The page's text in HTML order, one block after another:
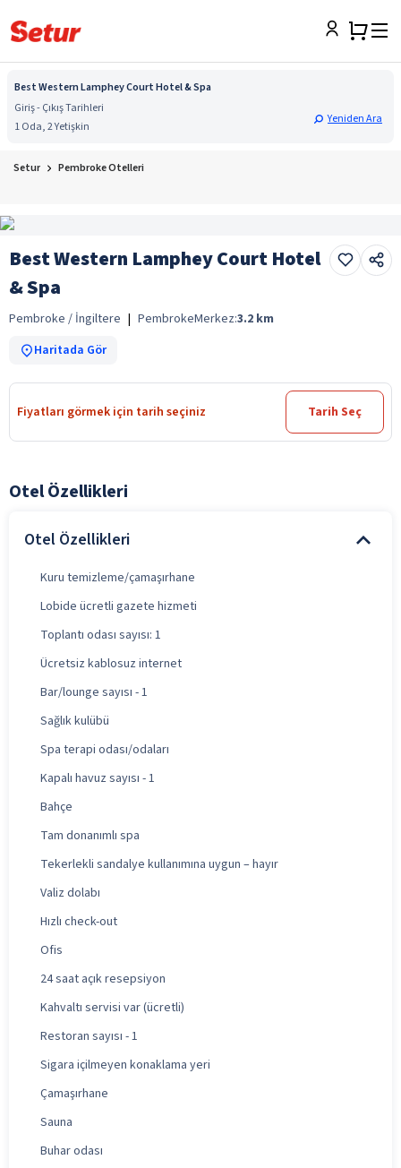
Best Western Lamphey Court Hotel & Spa
Giriş - Çıkış Tarihleri
1 Oda, 2 Yetişkin
Yeniden Ara
Setur Pembroke Otelleri
Best Western Lamphey Court Hotel
& Spa
Pembroke / İngiltere | PembrokeMerkez:3.2 km
Haritada Gör
Fiyatları görmek için tarih seçiniz Tarih Seç
Otel Özellikleri
Otel Özellikleri
Kuru temizleme/çamaşırhane
Lobide ücretli gazete hizmeti
Toplantı odası sayısı: 1
Ücretsiz kablosuz internet
Bar/lounge sayısı - 1
Sağlık kulübü
Spa terapi odası/odaları
Kapalı havuz sayısı - 1
Bahçe
Tam donanımlı spa
Tekerlekli sandalye kullanımına uygun – hayır
Valiz dolabı
Hızlı check-out
Ofis
24 saat açık resepsiyon
Kahvaltı servisi var (ücretli)
Restoran sayısı - 1
Sigara içilmeyen konaklama yeri
Çamaşırhane
Sauna
Buhar odası